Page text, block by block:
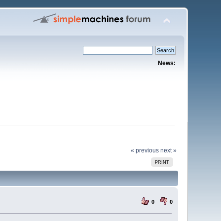
News:
« previous next »
PRINT
0 0